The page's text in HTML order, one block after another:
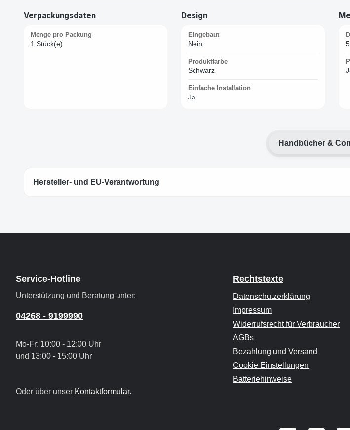
Verpackungsdaten
Menge pro Packung
1 Stück(e)
Design
Eingebaut
Nein
Produktfarbe
Schwarz
Einfache Installation
Ja
Handbücher &
Hersteller- und EU-Verantwortung
Service-Hotline
Unterstützung und Beratung unter:
04268 - 9199990
Mo-Fr: 10:00 - 12:00 Uhr
und 13:00 - 15:00 Uhr
Oder über unser Kontaktformular.
Rechtstexte
Datenschutzerklärung
Impressum
Widerrufsrecht für Verbraucher
AGBs
Bezahlung und Versand
Cookie Einstellungen
Batteriehinweise